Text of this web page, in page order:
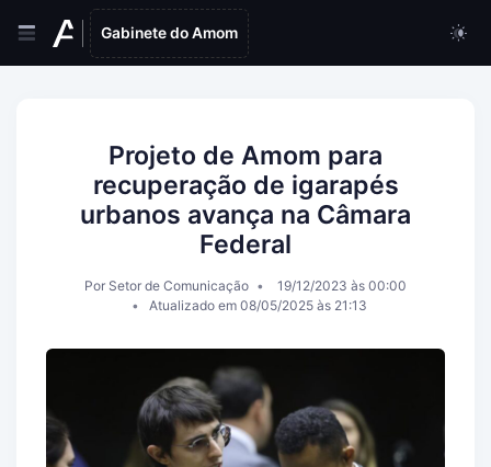
Gabinete do Amom
Projeto de Amom para
recuperação de igarapés
urbanos avança na Câmara
Federal
Por Setor de Comunicação
19/12/2023 às 00:00
Atualizado em 08/05/2025 às 21:13